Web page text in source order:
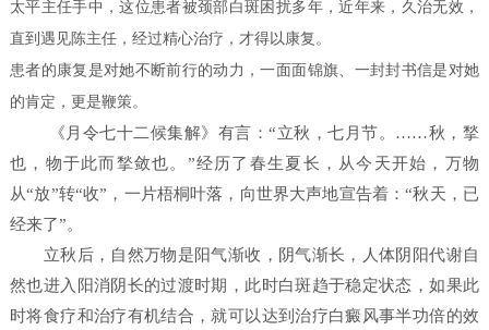
太平主任手中，这位患者被颈部白斑困扰多年，近年来，久治无效，
直到遇见陈主任，经过精心治疗，才得以康复。
患者的康复是对她不断前行的动力，一面面锦旗、一封封书信是对她
的肯定，更是鞭策。
《月令七十二候集解》有言：“立秋，七月节。……秋，揫
也，物于此而揫敛也。”经历了春生夏长，从今天开始，万物
从“放”转“收”，一片梧桐叶落，向世界大声地宣告着：“秋天，已
经来了”。
立秋后，自然万物是阳气渐收，阴气渐长，人体阴阳代谢自
然也进入阳消阴长的过渡时期，此时白斑趋于稳定状态，如果此
时将食疗和治疗有机结合，就可以达到治疗白癜风事半功倍的效